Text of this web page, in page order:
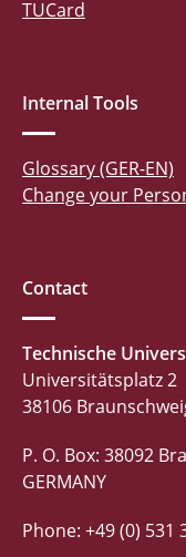
TUCard
Internal Tools
Glossary (GER-EN)
Change your
Contact
Technische
Universitätsplatz 2
38106
P. O. Box: 38092
GERMANY
Phone: +49 (0) 531